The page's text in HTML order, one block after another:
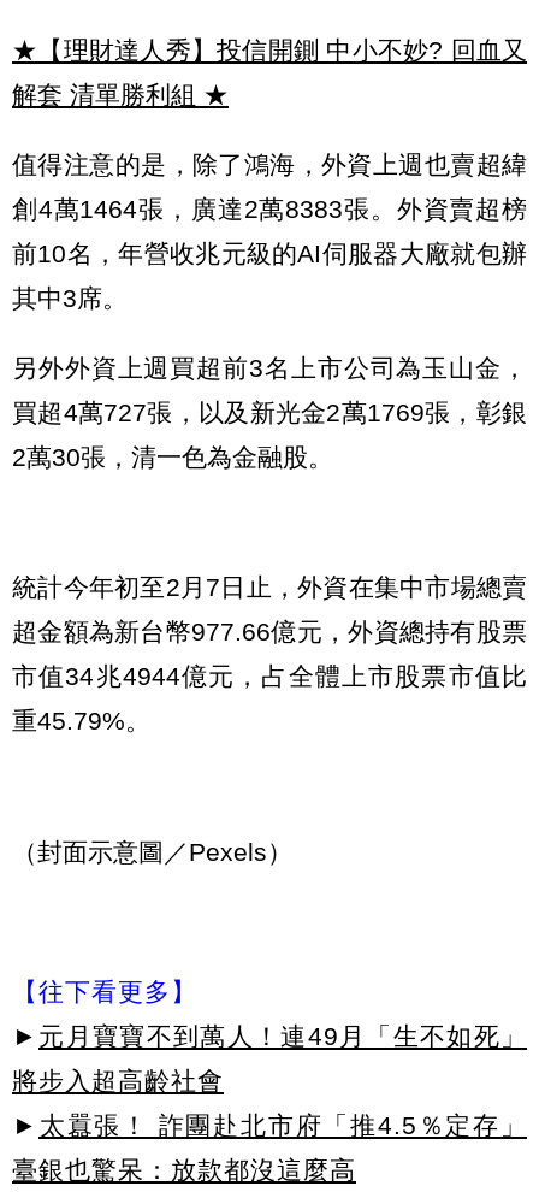
★【理財達人秀】投信開鍘 中小不妙? 回血又
解套 清單勝利組 ★
值得注意的是，除了鴻海，外資上週也賣超緯
創4萬1464張，廣達2萬8383張。外資賣超榜
前10名，年營收兆元級的AI伺服器大廠就包辦
其中3席。
另外外資上週買超前3名上市公司為玉山金，
買超4萬727張，以及新光金2萬1769張，彰銀
2萬30張，清一色為金融股。
統計今年初至2月7日止，外資在集中市場總賣
超金額為新台幣977.66億元，外資總持有股票
市值34兆4944億元，占全體上市股票市值比
重45.79%。
（封面示意圖／Pexels）
【往下看更多】
► 元月寶寶不到萬人！連49月「生不如死」
將步入超高齡社會
► 太囂張！ 詐團赴北市府「推4.5％定存」
臺銀也驚呆：放款都沒這麼高